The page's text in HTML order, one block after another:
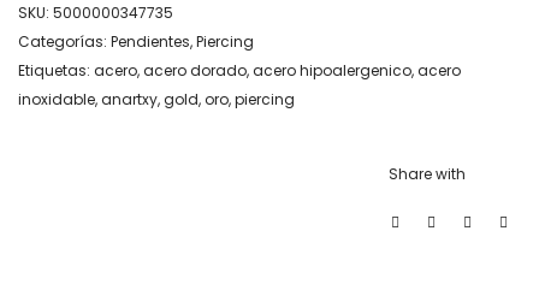
SKU: 5000000347735
Categorías: Pendientes,Piercing
Etiquetas: acero,acero dorado,acero hipoalergenico,acero
inoxidable,anartxy,gold,oro,piercing
Share with